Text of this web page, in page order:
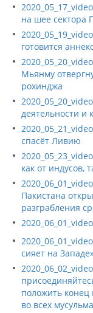
на шее сектора
готовится
Мьянму
рохинджа
деятельности и
спасёт Ливию
как от индусов,
Пакистана
разграбления
сияет на
положить конец
во всех